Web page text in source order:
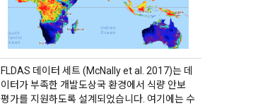
FLDAS 데이터 세트 (McNally et al. 2017)는 데
이터가 부족한 개발도상국 환경에서 식량 안보
평가를 지원하도록 설계되었습니다. 여기에는 수